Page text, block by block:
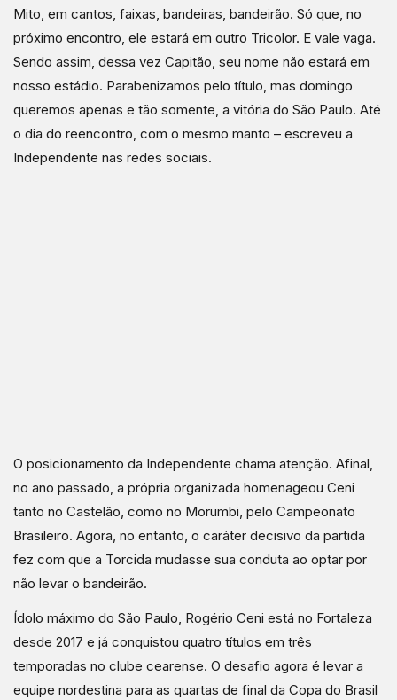
Mito, em cantos, faixas, bandeiras, bandeirão. Só que, no
próximo encontro, ele estará em outro Tricolor. E vale vaga.
Sendo assim, dessa vez Capitão, seu nome não estará em
nosso estádio. Parabenizamos pelo título, mas domingo
queremos apenas e tão somente, a vitória do São Paulo. Até
o dia do reencontro, com o mesmo manto – escreveu a
Independente nas redes sociais.
O posicionamento da Independente chama atenção. Afinal,
no ano passado, a própria organizada homenageou Ceni
tanto no Castelão, como no Morumbi, pelo Campeonato
Brasileiro. Agora, no entanto, o caráter decisivo da partida
fez com que a Torcida mudasse sua conduta ao optar por
não levar o bandeirão.
Ídolo máximo do São Paulo, Rogério Ceni está no Fortaleza
desde 2017 e já conquistou quatro títulos em três
temporadas no clube cearense. O desafio agora é levar a
equipe nordestina para as quartas de final da Copa do Brasil